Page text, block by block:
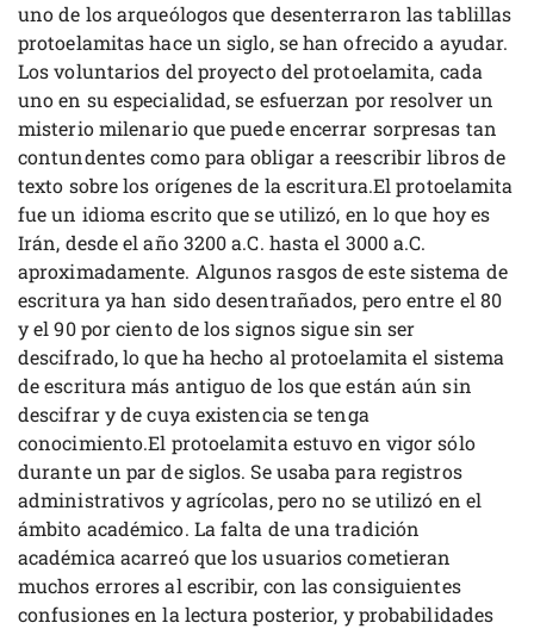
uno de los arqueólogos que desenterraron las tablillas
protoelamitas hace un siglo, se han ofrecido a ayudar.
Los voluntarios del proyecto del protoelamita, cada
uno en su especialidad, se esfuerzan por resolver un
misterio milenario que puede encerrar sorpresas tan
contundentes como para obligar a reescribir libros de
texto sobre los orígenes de la escritura.El protoelamita
fue un idioma escrito que se utilizó, en lo que hoy es
Irán, desde el año 3200 a.C. hasta el 3000 a.C.
aproximadamente. Algunos rasgos de este sistema de
escritura ya han sido desentrañados, pero entre el 80
y el 90 por ciento de los signos sigue sin ser
descifrado, lo que ha hecho al protoelamita el sistema
de escritura más antiguo de los que están aún sin
descifrar y de cuya existencia se tenga
conocimiento.El protoelamita estuvo en vigor sólo
durante un par de siglos. Se usaba para registros
administrativos y agrícolas, pero no se utilizó en el
ámbito académico. La falta de una tradición
académica acarreó que los usuarios cometieran
muchos errores al escribir, con las consiguientes
confusiones en la lectura posterior, y probabilidades